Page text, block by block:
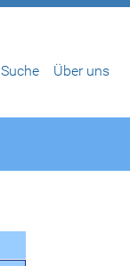
Suche Über uns